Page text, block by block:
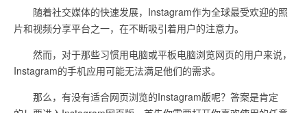
随着社交媒体的快速发展，Instagram作为全球最受欢迎的照
片和视频分享平台之一，在不断吸引着用户的注意力。
然而，对于那些习惯用电脑或平板电脑浏览网页的用户来说，
Instagram的手机应用可能无法满足他们的需求。
那么，有没有适合网页浏览的Instagram版呢？答案是肯定